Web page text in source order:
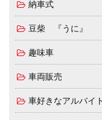
納車式
豆柴 『うに』
趣味車
車両販売
車好きなアルバイ